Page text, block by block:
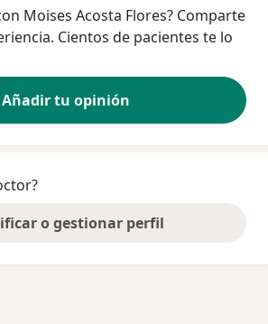
Moises Acosta Flores? Comparte
Cientos de pacientes te lo
Añadir tu opinión
o gestionar perfil